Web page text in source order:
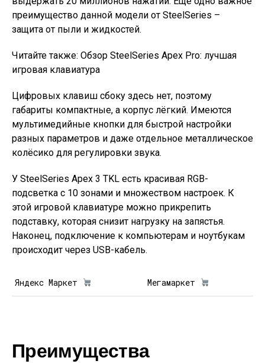
преимущество данной модели от SteelSeries –
защита от пыли и жидкостей.
Читайте также: Обзор SteelSeries Apex Pro: лучшая
игровая клавиатура
Цифровых клавиш сбоку здесь нет, поэтому
габариты компактные, а корпус лёгкий. Имеются
мультимедийные кнопки для быстрой настройки
разных параметров и даже отдельное металлическое
колёсико для регулировки звука.
У SteelSeries Apex 3 TKL есть красивая RGB-
подсветка с 10 зонами и множеством настроек. К
этой игровой клавиатуре можно прикрепить
подставку, которая снизит нагрузку на запястья.
Наконец, подключение к компьютерам и ноутбукам
происходит через USB-кабель.
Яндекс Маркет Мегамаркет
Преимущества